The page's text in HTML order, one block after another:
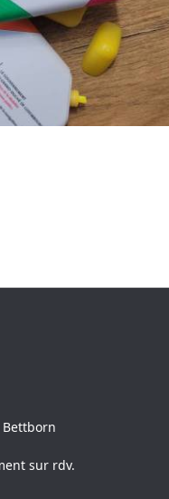
Bettborn
sur rdv.